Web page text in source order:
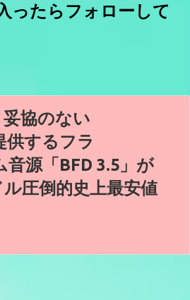
ったらフォローして
妥協のない
供するフラ
源「BFD 3.5」が
圧倒的史上最安値